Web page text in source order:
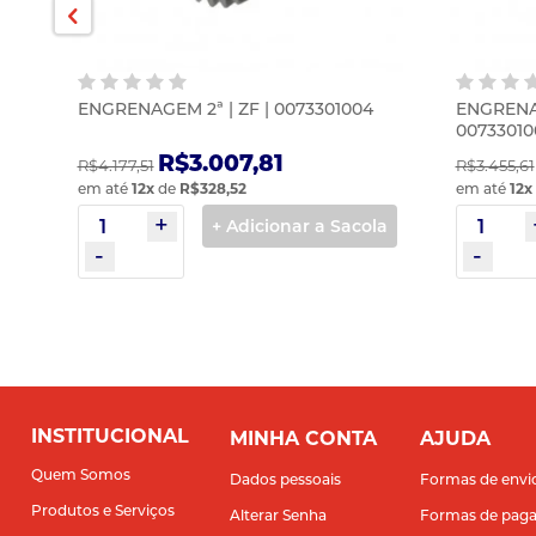
ENGRENAGEM 2ª | ZF | 0073301004
R$4.177,51 R$3.007,81
em até 12xde R$328,52
+ Adicionar a Sacola
R$3.455,61
em até 12x
INSTITUCIONAL
Quem Somos
Produtos e Serviços
MINHA CONTA
Dados pessoais
Alterar Senha
AJUDA
Formas de
Formas de